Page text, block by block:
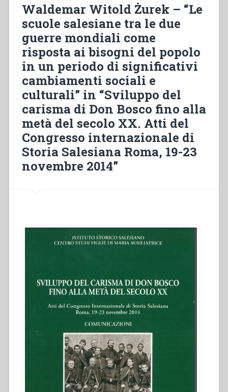
i
perdenti
nella
vita-
terra
natale
dell’operazione
mato
grosso”
in
“Salesiani
di
Bosco
in
Waldemar Witold Żurek – “Le
scuole salesiane tra le due
guerre mondiali come
risposta ai bisogni del popolo
in un periodo di significativi
cambiamenti sociali e
culturali” in “Sviluppo del
carisma di Don Bosco fino alla
metà del secolo XX. Atti del
Congresso internazionale di
Storia Salesiana Roma, 19-23
novembre 2014”